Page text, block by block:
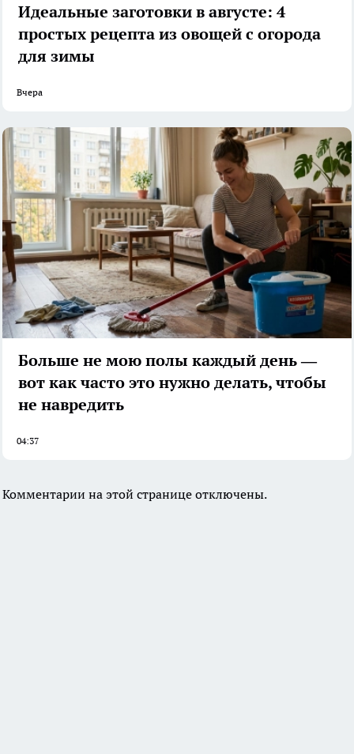
Идеальные заготовки в августе: 4
простых рецепта из овощей с огорода
для зимы
Вчера
Больше не мою полы каждый день —
вот как часто это нужно делать, чтобы
не навредить
04:37
Комментарии на этой странице отключены.